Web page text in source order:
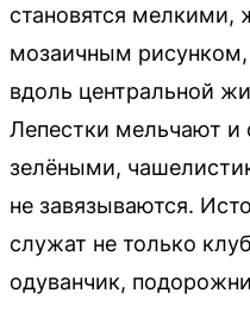
становятся мелкими,
мозаичным рисунком,
вдоль центральной
Лепестки мельчают и
зелёными,
не завязываются.
служат не только
одуванчик,